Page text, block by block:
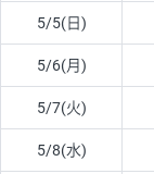
5/5(日)
5/6(月)
5/7(火)
5/8(水)